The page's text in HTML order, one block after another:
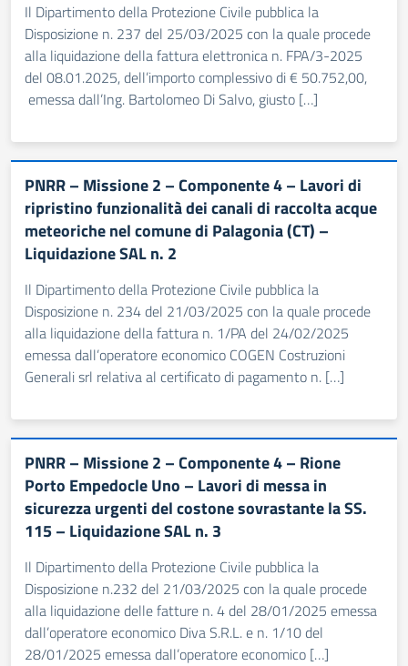
Il Dipartimento della Protezione Civile pubblica la
Disposizione n. 237 del 25/03/2025 con la quale procede
alla liquidazione della fattura elettronica n. FPA/3-2025
del 08.01.2025, dell’importo complessivo di € 50.752,00,
emessa dall’Ing. Bartolomeo Di Salvo, giusto […]
PNRR – Missione 2 – Componente 4 – Lavori di
ripristino funzionalità dei canali di raccolta acque
meteoriche nel comune di Palagonia (CT) –
Liquidazione SAL n. 2
Il Dipartimento della Protezione Civile pubblica la
Disposizione n. 234 del 21/03/2025 con la quale procede
alla liquidazione della fattura n. 1/PA del 24/02/2025
emessa dall’operatore economico COGEN Costruzioni
Generali srl relativa al certificato di pagamento n. […]
PNRR – Missione 2 – Componente 4 – Rione
Porto Empedocle Uno – Lavori di messa in
sicurezza urgenti del costone sovrastante la SS.
115 – Liquidazione SAL n. 3
Il Dipartimento della Protezione Civile pubblica la
Disposizione n.232 del 21/03/2025 con la quale procede
alla liquidazione delle fatture n. 4 del 28/01/2025 emessa
dall’operatore economico Diva S.R.L. e n. 1/10 del
28/01/2025 emessa dall’operatore economico […]